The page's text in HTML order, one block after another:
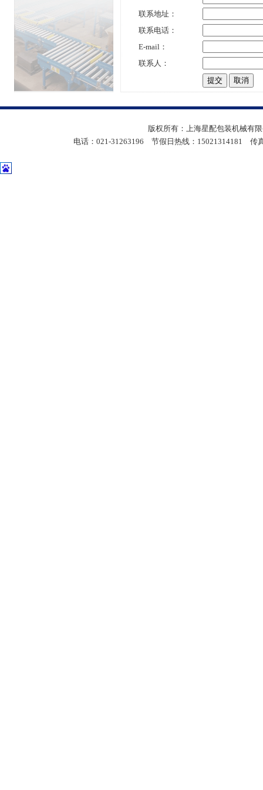
联系地址：
联系电话：
E-mail：
联系人：
版权所有：上海星配包装机械有
电话：021-31263196 节假日热线：15021314181 传